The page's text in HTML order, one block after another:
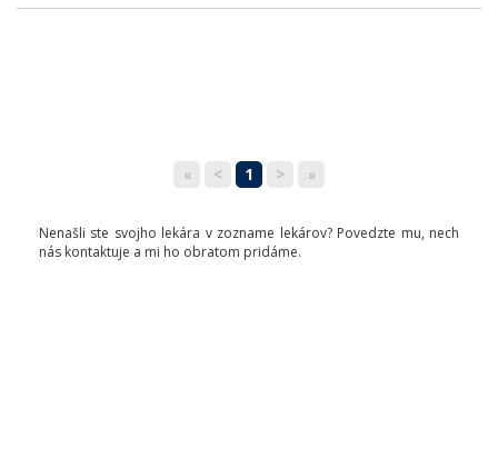
« < 1 > »
Nenašli ste svojho lekára v zozname lekárov? Povedzte mu, nech
nás kontaktuje a mi ho obratom pridáme.